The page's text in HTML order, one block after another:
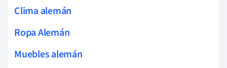
Clima alemán
Ropa Alemán
Muebles alemán